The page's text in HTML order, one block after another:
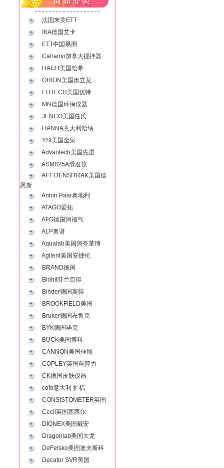
法国来美ETT
IKA德国艾卡
ETT中国易测
Caframo加拿大搅拌器
HACH美国哈希
ORION美国奥立龙
EUTECH美国优特
MN德国环保仪器
JENCO美国任氏
HANNA意大利哈纳
YSI美国金泉
Advantech美国先进
ASM825A滑度仪
AFT DENSITRAK美国德
恩斯
Anton Paar奥地利
ATAGO爱拓
AFG德国阿福气
ALP奥谱
Aqualab美国阿夸莱博
Agilent美国安捷伦
BRAND德国
Biohit芬兰百得
Binder德国宾得
BROOKFIELD美国
Bruker德国布鲁克
BYK德国毕克
BUCK美国博科
CANNON美国佳能
COPLEY英国科普力
CK德国皮肤仪器
cofo意大利 扩福
CONSISTOMETER英国
Cecil英国塞西尔
DIONEX美国戴安
Dragonlab美国大龙
DeFelsko美国迪夫斯科
Decatur SVR美国